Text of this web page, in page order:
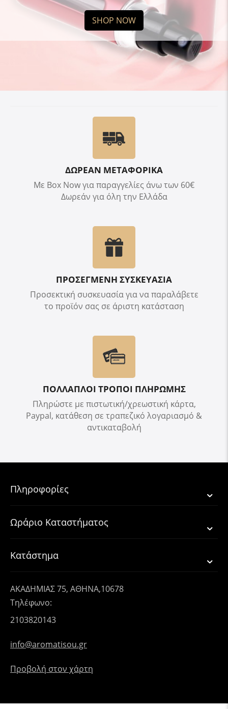
SHOP NOW
ΔΩΡΕΑΝ ΜΕΤΑΦΟΡΙΚΑ
Με Box Now για παραγγελίες άνω των 60€
Δωρεάν για όλη την Ελλάδα
ΠΡΟΣΕΓΜΕΝΗ ΣΥΣΚΕΥΑΣΙΑ
Προσεκτική συσκευασία για να παραλάβετε
το προϊόν σας σε άριστη κατάσταση
ΠΟΛΛΑΠΛΟΙ ΤΡΟΠΟΙ ΠΛΗΡΩΜΗΣ
Πληρώστε με πιστωτική/χρεωστική κάρτα,
Paypal, κατάθεση σε τραπεζικό λογαριασμό &
αντικαταβολή
Πληροφορίες
Ωράριο Καταστήματος
Κατάστημα
ΑΚΑΔΗΜΙΑΣ 75, ΑΘΗΝΑ,10678
Τηλέφωνο:
2103820143
info@aromatisou.gr
Προβολή στον χάρτη